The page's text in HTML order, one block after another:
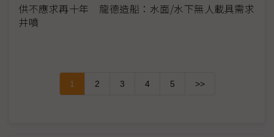
供不應求再十年 龍德造船：水面/水下無人載具需求
井噴
1 2 3 4 5 >>